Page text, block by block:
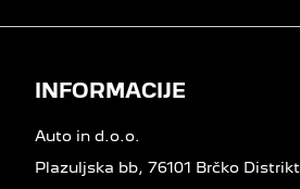
INFORMACIJE
Auto in d.o.o.
Plazuljska bb, 76101 Brčko Distrikt